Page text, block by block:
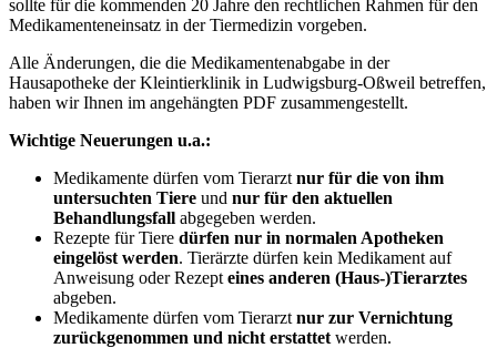
sollte für die kommenden 20 Jahre den rechtlichen Rahmen für den
Medikamenteneinsatz in der Tiermedizin vorgeben.
Alle Änderungen, die die Medikamentenabgabe in der
Hausapotheke der Kleintierklinik in Ludwigsburg-Oßweil betreffen,
haben wir Ihnen im angehängten PDF zusammengestellt.
Wichtige Neuerungen u.a.:
Medikamente dürfen vom Tierarzt nur für die von ihm
untersuchten Tiere und nur für den aktuellen
Behandlungsfall abgegeben werden.
Rezepte für Tiere dürfen nur in normalen Apotheken
eingelöst werden. Tierärzte dürfen kein Medikament auf
Anweisung oder Rezept eines anderen (Haus-)Tierarztes
abgeben.
Medikamente dürfen vom Tierarzt nur zur Vernichtung
zurückgenommen und nicht erstattet werden.